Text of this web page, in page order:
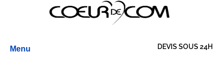
Menu DEVIS SOUS 24H